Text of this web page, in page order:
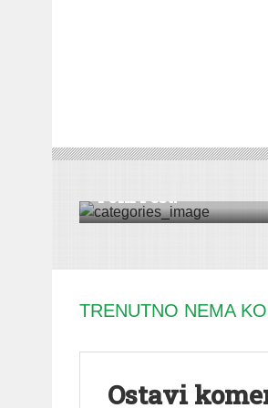
DRUŠTVO|VESTI|SREMSKA
Folk Fest!
TRENUTNO NEMA
Ostavi